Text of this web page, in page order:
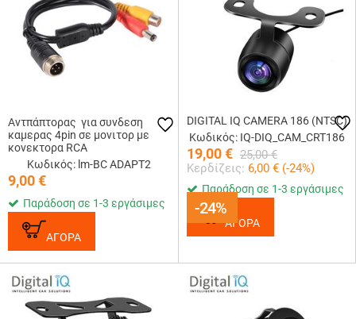
Αντπάπτορας για συνδεση
καμερας 4pin σε μονιτορ με
κονεκτορα RCA
Κωδικός: lm-BC ADAPT2
9,00€
Παράδοση σε 1-3 εργάσιμες
ΑΓΟΡΑ
-24%
DIGITAL IQ CAMERA 186 (NTSC)
Κωδικός: IQ-DIQ_CAM_CRT186
19,00€ 25,00 €
Κερδίζεις: 6,00 € (-24%)
-24%
Παράδοση σε 1-3 εργάσιμες
ΑΓΟΡΑ